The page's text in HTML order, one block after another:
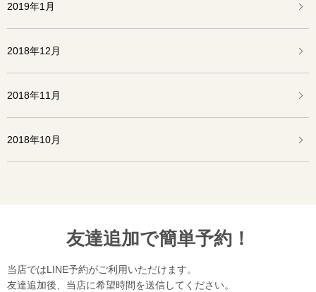
2019年1月
2018年12月
2018年11月
2018年10月
友達追加で簡単予約！
当店ではLINE予約がご利用いただけます。
友達追加後、当店に希望時間を送信してください。